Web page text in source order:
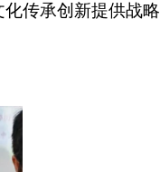
传承创新提供战略